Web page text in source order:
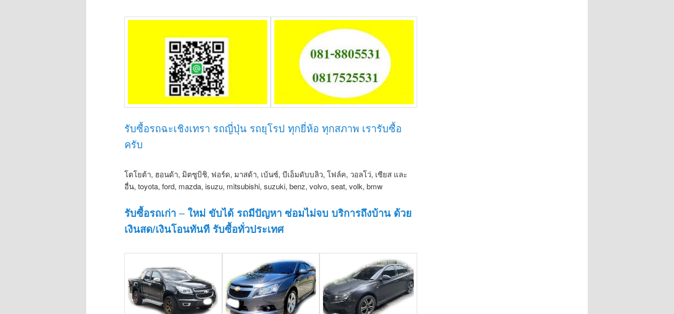
รับซื้อรถฉะเชิงเทรา รถญี่ปุ่น รถยุโรป ทุกยี่ห้อ ทุกสภาพ เรารับซื้อ
ครับ
โตโยต้า, ฮอนด้า, มิตซูบิชิ, ฟอร์ด, มาสด้า, เบ้นซ์, บีเอ็มดับบลิว, โฟล์ค, วอลโว่, เซียส และ
อื่น, toyota, ford, mazda, isuzu, mitsubishi, suzuki, benz, volvo, seat, volk, bmw
รับซื้อรถเก่า – ใหม่ ขับได้ รถมีปัญหา ซ่อมไม่จบ บริการถึงบ้าน ด้วย
เงินสด/เงินโอนทันที รับซื้อทั่วประเทศ